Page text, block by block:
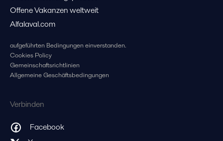
Offene Vakanzen weltweit
Alfalaval.com
aufgeführten Bedingungen einverstanden.
Cookies Policy
Gemeinschaftsrichtlinien
Allgemeine Geschäftsbedingungen
Verbinden
Facebook